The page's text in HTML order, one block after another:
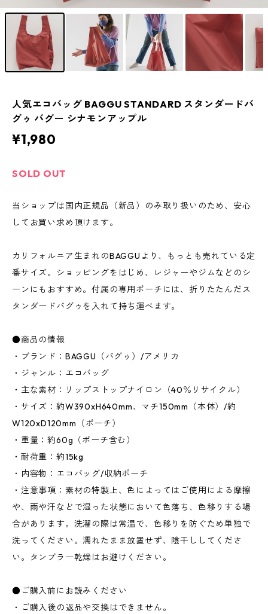
人気エコバッグ BAGGU STANDARD スタンダードバ
グゥ バグー シナモンアップル
¥1,980
SOLD OUT
当ショップは国内正規品（新品）のみ取り扱いのため、安心
してお買い求め頂けます。
カリフォルニア生まれのBAGGUより、もっとも売れている定
番サイズ。ショッピングをはじめ、レジャーやジムなどのシ
ーンにもおすすめ。付属の専用ポーチには、折りたたんだス
タンダードバグゥを入れて持ち運べます。
●商品の情報
・ブランド：BAGGU（バグゥ）/アメリカ
・ジャンル：エコバッグ
・主な素材：リップストップナイロン（40％リサイクル）
・サイズ：約W390xH640mm、マチ150mm（本体）/約
W120xD120mm（ポーチ）
・重量：約60g（ポーチ含む）
・耐荷重：約15kg
・内容物：エコバッグ/収納ポーチ
・注意事項：素材の特製上、色によってはご使用による摩擦
や、雨や汗などで湿った状態において色落ち、色移りする場
合があります。洗濯の際は常温で、色移りを防ぐため単独で
洗ってください。濡れたまま放置せず、陰干ししてくださ
い。タンブラー乾燥はお避けください。
●ご購入前にお読みください
・ご購入後の返品や交換はできません。